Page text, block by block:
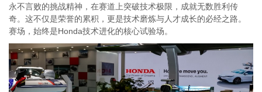
永不言败的挑战精神，在赛道上突破技术极限，成就无数胜利传
奇。这不仅是荣誉的累积，更是技术磨炼与人才成长的必经之路。
赛场，始终是Honda技术进化的核心试验场。